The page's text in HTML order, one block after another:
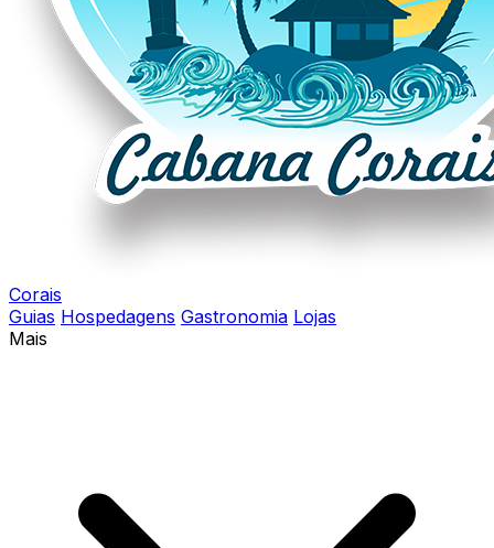
Corais
Guias Hospedagens Gastronomia Lojas
Mais